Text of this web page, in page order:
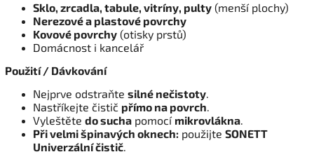
Sklo, zrcadla, tabule, vitríny, pulty (menší plochy)
Nerezové a plastové povrchy
Kovové povrchy (otisky prstů)
Domácnost i kancelář
Použití / Dávkování
Nejprve odstraňte silné nečistoty.
Nastříkejte čistič přímo na povrch.
Vyleštěte do sucha pomocí mikrovlákna.
Při velmi špinavých oknech: použijte SONETT
Univerzální čistič.